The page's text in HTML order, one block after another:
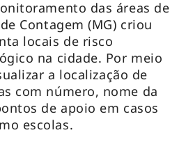
das áreas de
Contagem (MG) criou
locais de risco
na cidade. Por meio
a localização de
com número, nome da
de apoio em casos
escolas.